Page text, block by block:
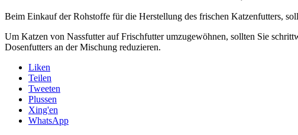
Beim Einkauf der Rohstoffe für die Herstellung des frischen Katzenfutters,
Um Katzen von Nassfutter auf Frischfutter umzugewöhnen, sollten Sie
Dosenfutters an der Mischung reduzieren.
Liken
Teilen
Tweeten
Plussen
Xing'en
WhatsApp